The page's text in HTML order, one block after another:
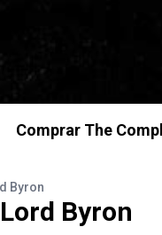
Comprar The
Byron
Byron